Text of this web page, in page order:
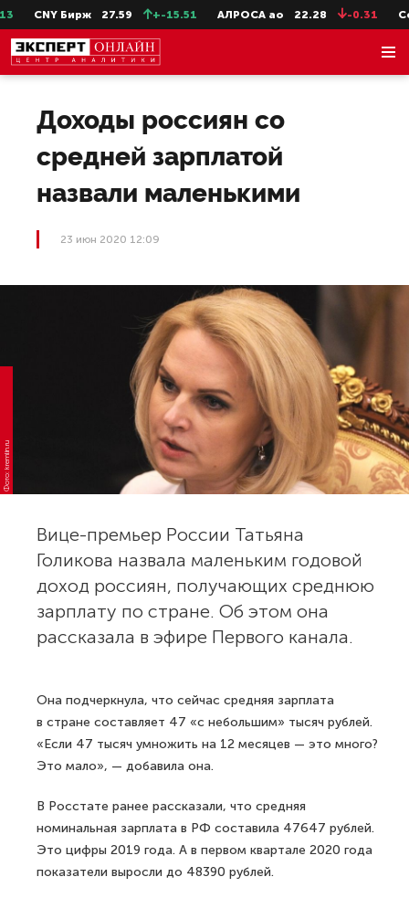
CNY Бирж 27.59 +-15.51 АЛРОСА ао 22.28 -0.31
Доходы россиян со
средней зарплатой
назвали маленькими
23 июн 2020 12:09
Фото: kremlin.ru
Вице-премьер России Татьяна
Голикова назвала маленьким годовой
доход россиян, получающих среднюю
зарплату по стране. Об этом она
рассказала в эфире Первого канала.
Она подчеркнула, что сейчас средняя зарплата
в стране составляет 47 «с небольшим» тысяч рублей.
«Если 47 тысяч умножить на 12 месяцев — это много?
Это мало», — добавила она.
В Росстате ранее рассказали, что средняя
номинальная зарплата в РФ составила 47647 рублей.
Это цифры 2019 года. А в первом квартале 2020 года
показатели выросли до 48390 рублей.